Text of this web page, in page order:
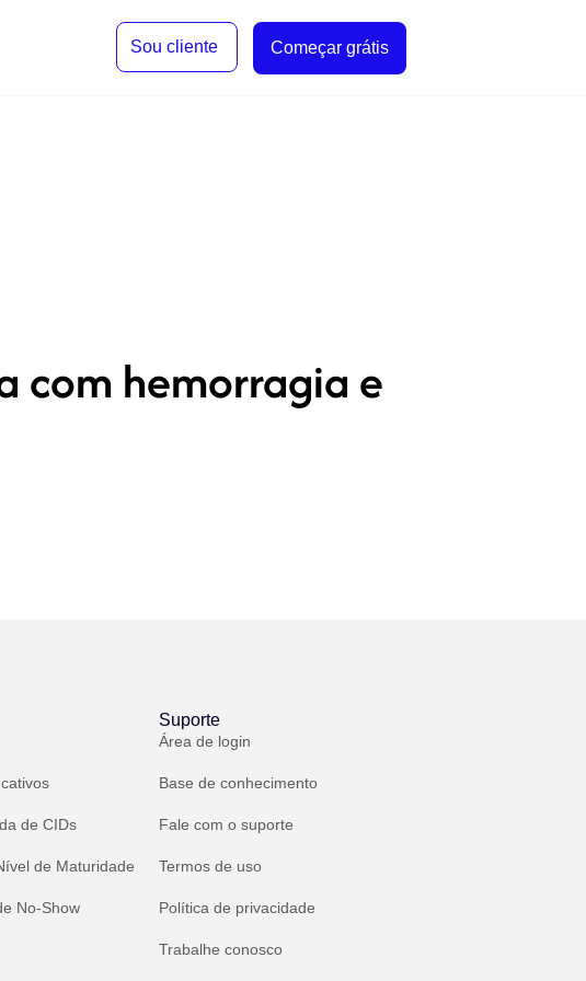
Sou cliente Começar grátis
com hemorragia e
de CIDs
de Maturidade
No-Show
Suporte
Área de login
Base de conhecimento
Fale com o suporte
Termos de uso
Política de privacidade
Trabalhe conosco